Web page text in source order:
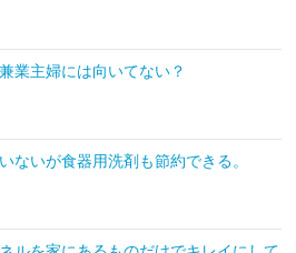
業主婦には向いてない？
ないが食器用洗剤も節約できる。